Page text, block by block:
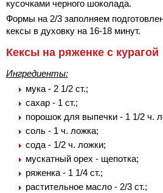
кусочками черного шоколада.
Формы на 2/3 заполняем
кексы в духовку на 16-18 минут.
Кексы на ряженке с курагой
Ингредиенты:
мука - 2 1/2 ст.;
сахар - 1 ст.;
порошок для выпечки - 1 1/2 ч.
соль - 1 ч. ложка;
сода - 1/2 ч. ложки;
мускатный орех - щепотка;
ряженка - 1 1/4 ст.;
растительное масло - 2/3 ст.;